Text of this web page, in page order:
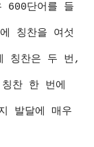
600단어를 들
칭찬을 여섯
칭찬은 두 번,
찬 한 번에
발달에 매우